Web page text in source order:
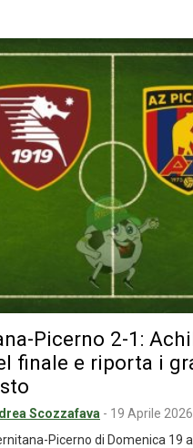
Picerno 2-1:
finale e riporta i
Scozzafava - 19 Aprile 2026
Picerno di Domenica 19